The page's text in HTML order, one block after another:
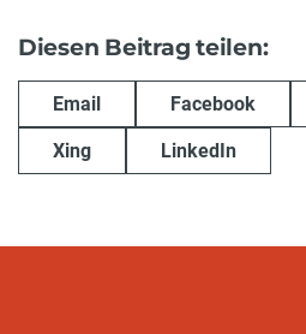
Diesen Beitrag teilen:
Email Facebook
Xing LinkedIn